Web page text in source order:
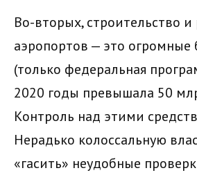
Во-вторых, строительство и
аэропортов — это
(только федеральная
2020 годы превышала 50
Контроль над этими
Нерадько колоссальную
«гасить» неудобные